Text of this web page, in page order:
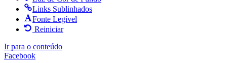
Links Sublinhados
Fonte Legível
Reiniciar
Ir para o conteúdo
Facebook